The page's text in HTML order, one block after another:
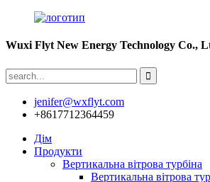
Wuxi Flyt New Energy Technology Co.,
jenifer@wxflyt.com
+8617712364459
Дім
Продукти
Вертикальна вітрова турбіна
Вертикальна вітрова